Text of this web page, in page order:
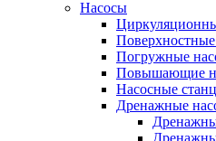
Насосы
Погружные
Повышающие
Насосные
Дренажные